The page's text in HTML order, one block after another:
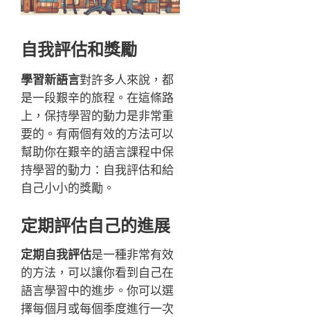
自我評估和獎勵
學習新語言對許多人來說，都
是一段艱辛的旅程。在這條路
上，保持學習的動力是非常重
要的。有兩個有效的方法可以
幫助你在艱辛的語言課程中保
持學習的動力：自我評估和給
自己小小的獎勵。
定期評估自己的進展
定期自我評估是一種非常有效
的方法，可以讓你看到自己在
語言學習中的進步。你可以選
擇每個月或每個季度進行一次